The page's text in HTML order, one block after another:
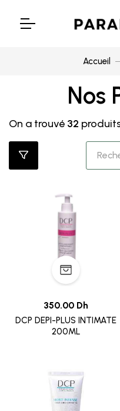
Accueil
Nos
On a trouvé 32
350.00 Dh
DCP DEPI-PLUS INTIMATE
200ML